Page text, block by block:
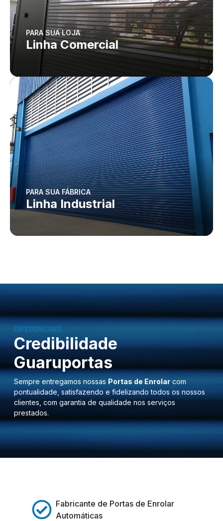
PARA SUA LOJA
Linha Comercial
PARA SUA FÁBRICA
Linha Industrial
DIFERENCIAIS
Credibilidade
Guaruportas
Sempre entregamos nossas Portas de Enrolar com
pontualidade, satisfazendo e fidelizando todos os nossos
clientes, com garantia de qualidade nos serviços
prestados.
Fabricante de Portas de Enrolar
Automáticas